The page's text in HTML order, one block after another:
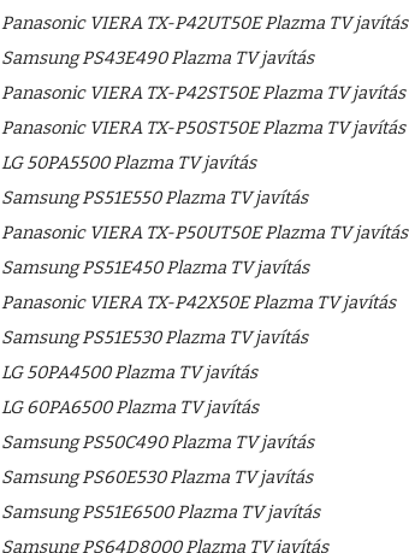
Panasonic VIERA TX-P42UT50E Plazma TV javítás
Samsung PS43E490 Plazma TV javítás
Panasonic VIERA TX-P42ST50E Plazma TV javítás
Panasonic VIERA TX-P50ST50E Plazma TV javítás
LG 50PA5500 Plazma TV javítás
Samsung PS51E550 Plazma TV javítás
Panasonic VIERA TX-P50UT50E Plazma TV javítás
Samsung PS51E450 Plazma TV javítás
Panasonic VIERA TX-P42X50E Plazma TV javítás
Samsung PS51E530 Plazma TV javítás
LG 50PA4500 Plazma TV javítás
LG 60PA6500 Plazma TV javítás
Samsung PS50C490 Plazma TV javítás
Samsung PS60E530 Plazma TV javítás
Samsung PS51E6500 Plazma TV javítás
Samsung PS64D8000 Plazma TV javítás